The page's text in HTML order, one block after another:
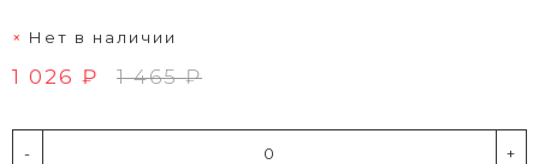
Нет в наличии
1 026 ₽ 1 465 ₽
- +